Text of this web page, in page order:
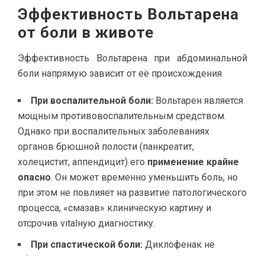
Эффективность Вольтарена
от боли в животе
Эффективность Вольтарена при абдоминальной
боли напрямую зависит от её происхождения.
При воспалительной боли: Вольтарен является
мощным противовоспалительным средством.
Однако при воспалительных заболеваниях
органов брюшной полости (панкреатит,
холецистит, аппендицит) его применение крайне
опасно. Он может временно уменьшить боль, но
при этом не повлияет на развитие патологического
процесса, «смазав» клиническую картину и
отсрочив vitalную диагностику.
При спастической боли: Диклофенак не